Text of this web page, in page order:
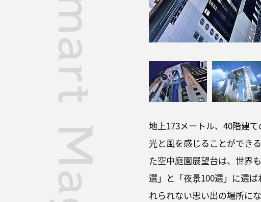
地上173メートル、40階建
光と風を感じることができ
た空中庭園展望台は、世界
選」と「夜景100選」に選
れられない思い出の場所にな